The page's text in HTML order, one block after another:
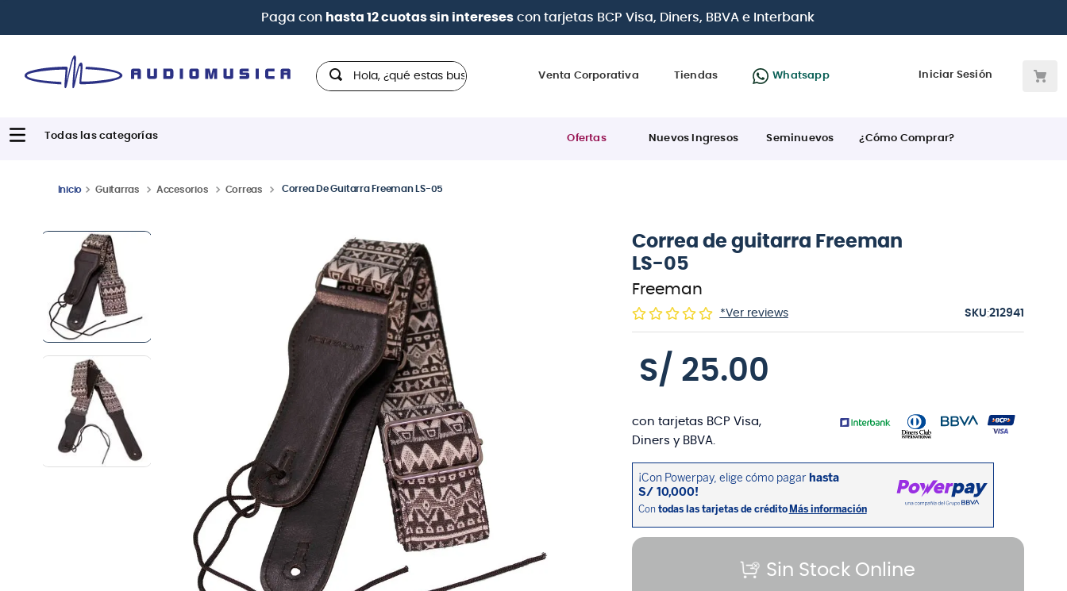
| Paga en cuotasdesde 0% de interéscon todas las tarjetas de crédito
Hola, ¿qué estas buscando?
Venta Corporativa Tiendas Whatsapp Iniciar Sesión
Ofertas Nuevos Ingresos Seminuevos ¿Cómo Comprar?
Guitarras Accesorios Correas Correa De Guitarra Freeman LS-05
Correa de guitarra Freeman
LS-05
Freeman
*Ver reviews :212941
S/ 25.00
con tarjetas BCP Visa,
Diners y BBVA.
Sin Stock Online